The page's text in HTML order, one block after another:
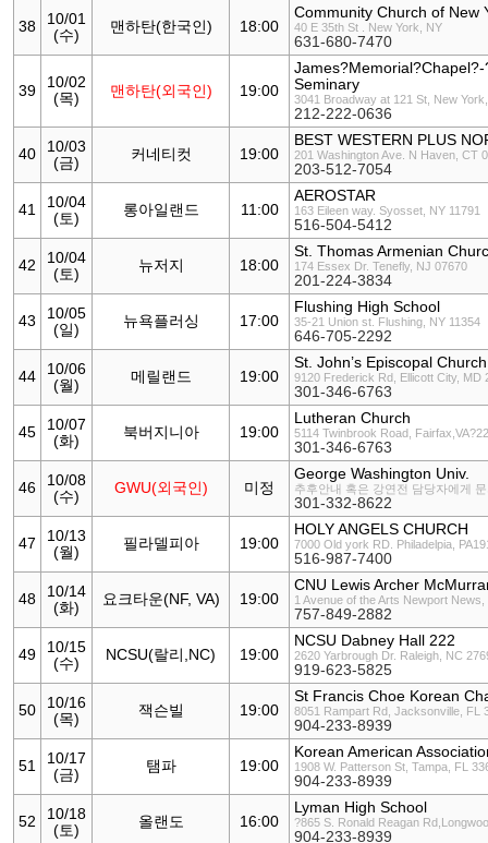
38
10/01
(수)
맨하탄(한국인) 18:00
Community Church of New
40 E 35th St . New York, NY
631-680-7470
39
10/02
(목)
맨하탄(외국인) 19:00
Seminary
3041 Broadway at 121 St, New
212-222-0636
40
10/03
(금)
커네티컷 19:00
BEST WESTERN PLUS
201 Washington Ave. N Haven, CT
203-512-7054
41
10/04
(토)
롱아일랜드 11:00
AEROSTAR
163 Eileen way. Syosset, NY 11791
516-504-5412
42
10/04
(토)
뉴저지 18:00
St. Thomas Armenian
174 Essex Dr. Tenefly, NJ 07670
201-224-3834
43
10/05
(일)
뉴욕플러싱 17:00
Flushing High School
35-21 Union st. Flushing, NY 11354
646-705-2292
44
10/06
(월)
메릴랜드 19:00
St. John’s Episcopal Church
9120 Frederick Rd, Ellicott City, MD
301-346-6763
45
10/07
(화)
북버지니아 19:00
Lutheran Church
5114 Twinbrook Road,
301-346-6763
46
10/08
(수)
GWU(외국인) 미정
George Washington Univ.
추후안내 혹은 강연전 담당자에게
301-332-8622
47
10/13
(월)
필라델피아 19:00
HOLY ANGELS CHURCH
7000 Old york RD. Philadelpia,
516-987-7400
48
10/14
(화)
요크타운(NF, VA) 19:00
CNU Lewis Archer
1 Avenue of the Arts Newport News,
757-849-2882
49
10/15
(수)
NCSU(랄리,NC) 19:00
NCSU Dabney Hall 222
2620 Yarbrough Dr. Raleigh, NC
919-623-5825
50
10/16
(목)
잭슨빌 19:00
St Francis Choe Korean
8051 Rampart Rd, Jacksonville, FL
904-233-8939
51
10/17
(금)
탬파 19:00
Korean American
1908 W. Patterson St, Tampa, FL
904-233-8939
52
10/18
(토)
올랜도 16:00
Lyman High School
?865 S. Ronald Reagan
904-233-8939